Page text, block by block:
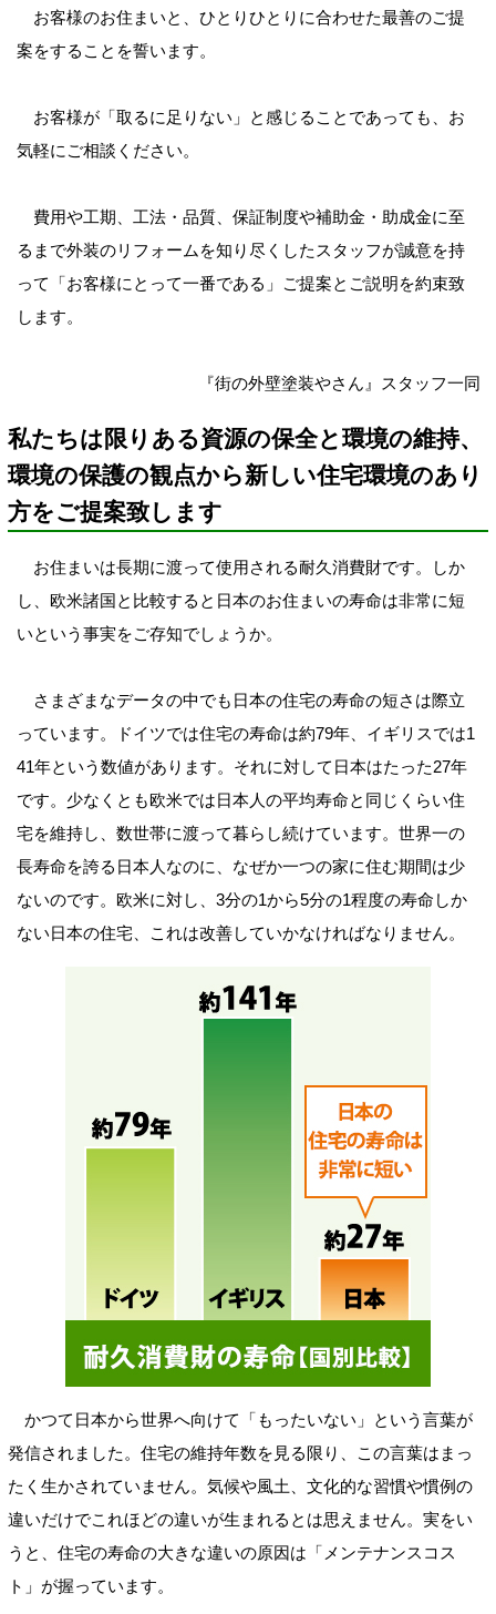
お客様のお住まいと、ひとりひとりに合わせた最善のご提
案をすることを誓います。
お客様が「取るに足りない」と感じることであっても、お
気軽にご相談ください。
費用や工期、工法・品質、保証制度や補助金・助成金に至
るまで外装のリフォームを知り尽くしたスタッフが誠意を持
って「お客様にとって一番である」ご提案とご説明を約束致
します。
『街の外壁塗装やさん』スタッフ一同
私たちは限りある資源の保全と環境の維持、
環境の保護の観点から新しい住宅環境のあり
方をご提案致します
お住まいは長期に渡って使用される耐久消費財です。しか
し、欧米諸国と比較すると日本のお住まいの寿命は非常に短
いという事実をご存知でしょうか。
さまざまなデータの中でも日本の住宅の寿命の短さは際立
っています。ドイツでは住宅の寿命は約79年、イギリスでは1
41年という数値があります。それに対して日本はたった27年
です。少なくとも欧米では日本人の平均寿命と同じくらい住
宅を維持し、数世帯に渡って暮らし続けています。世界一の
長寿命を誇る日本人なのに、なぜか一つの家に住む期間は少
ないのです。欧米に対し、3分の1から5分の1程度の寿命しか
ない日本の住宅、これは改善していかなければなりません。
かつて日本から世界へ向けて「もったいない」という言葉が
発信されました。住宅の維持年数を見る限り、この言葉はまっ
たく生かされていません。気候や風土、文化的な習慣や慣例の
違いだけでこれほどの違いが生まれるとは思えません。実をい
うと、住宅の寿命の大きな違いの原因は「メンテナンスコス
ト」が握っています。